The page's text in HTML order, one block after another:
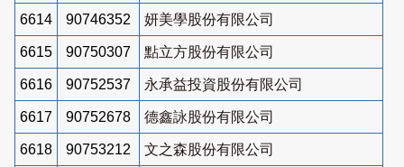
6614 90746352 妍美學股份有限公司
6615 90750307 點立方股份有限公司
6616 90752537 永承益投資股份有限公司
6617 90752678 德鑫詠股份有限公司
6618 90753212 文之森股份有限公司